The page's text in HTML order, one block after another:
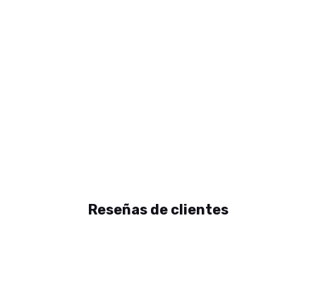
Reseñas de clientes